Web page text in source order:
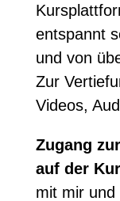
entspannt
und von
Zur
Videos,
Zugang
auf der
mit mir und